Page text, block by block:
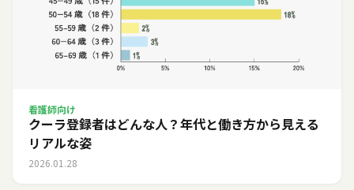
看護師向け
クーラ登録者はどんな人？年代と働き方から見える
リアルな姿
2026.01.28